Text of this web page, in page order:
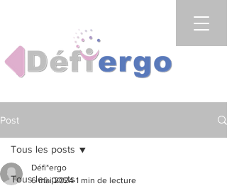
Post
Tous les posts
Tous les posts
Défi*ergo
6 mai 2024 1 min de lecture